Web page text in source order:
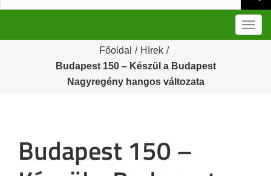
Főoldal / Hírek /
Budapest 150 – Készül a Budapest
Nagyregény hangos változata
Budapest 150 –